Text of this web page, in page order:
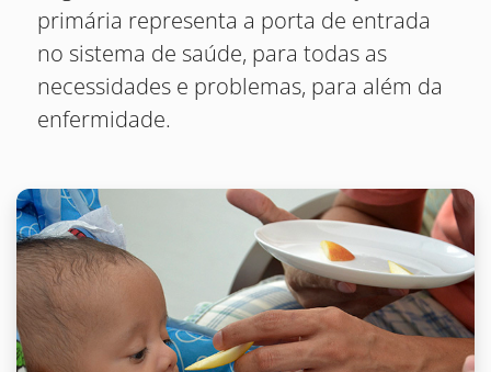
primária representa a porta de entrada
no sistema de saúde, para todas as
necessidades e problemas, para além da
enfermidade.